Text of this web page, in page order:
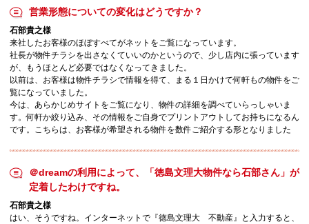
営業形態についての変化はどうですか？
石部貴之様
来社したお客様のほぼすべてがネットをご覧になっています。
社長が物件チラシを出さなくていいのかというので、少し店内に張っています
が、もうほとんど必要ではなくなってきました。
以前は、お客様は物件チラシで情報を得て、まる１日かけて何軒もの物件をご
覧になっていました。
今は、あらかじめサイトをご覧になり、物件の詳細を調べていらっしゃいま
す。何軒か絞り込み、その情報をご自身でプリントアウトしてお持ちになるん
です。こちらは、お客様が希望される物件を数件ご紹介する形となりました
＠dreamの利用によって、「徳島文理大物件なら石部さん」が
定着したわけですね。
石部貴之様
はい、そうですね。インターネットで『徳島文理大 不動産』と入力すると、